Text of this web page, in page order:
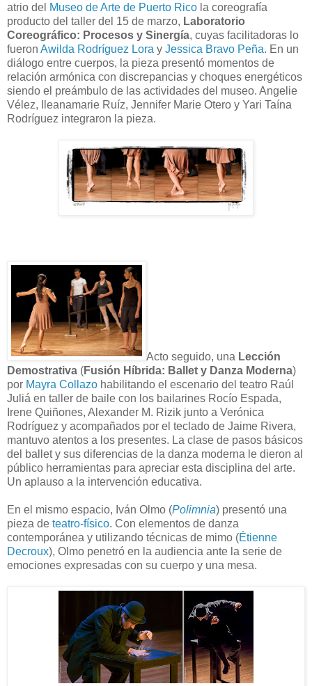
atrio del Museo de Arte de Puerto Rico la coreografía
producto del taller del 15 de marzo, Laboratorio
Coreográfico: Procesos y Sinergía, cuyas facilitadoras lo
fueron Awilda Rodríguez Lora y Jessica Bravo Peña. En un
diálogo entre cuerpos, la pieza presentó momentos de
relación armónica con discrepancias y choques energéticos
siendo el preámbulo de las actividades del museo. Angelie
Vélez, Ileanamarie Ruíz, Jennifer Marie Otero y Yari Taína
Rodríguez integraron la pieza.
Acto seguido, una Lección
Demostrativa (Fusión Híbrida: Ballet y Danza Moderna)
por Mayra Collazo habilitando el escenario del teatro Raúl
Juliá en taller de baile con los bailarines Rocío Espada,
Irene Quiñones, Alexander M. Rizik junto a Verónica
Rodríguez y acompañados por el teclado de Jaime Rivera,
mantuvo atentos a los presentes. La clase de pasos básicos
del ballet y sus diferencias de la danza moderna le dieron al
público herramientas para apreciar esta disciplina del arte.
Un aplauso a la intervención educativa.
En el mismo espacio, Iván Olmo (Polimnia) presentó una
pieza de teatro-físico. Con elementos de danza
contemporánea y utilizando técnicas de mimo (Étienne
Decroux), Olmo penetró en la audiencia ante la serie de
emociones expresadas con su cuerpo y una mesa.